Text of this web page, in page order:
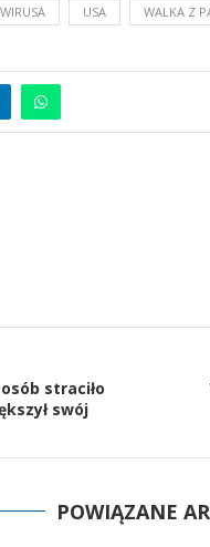
USA WALKA Z
straciło
swój
POWIĄZANE